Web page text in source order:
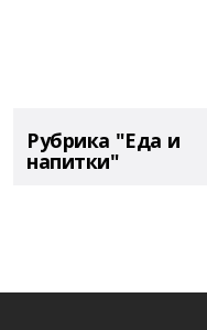
Рубрика "Еда и
напитки"